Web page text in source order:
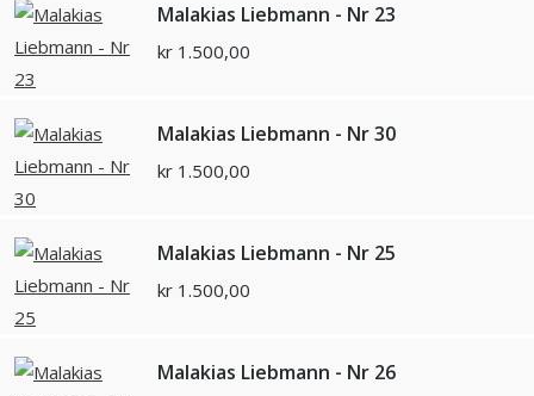
Malakias Liebmann - Nr 23
kr 1.500,00
Malakias Liebmann - Nr 30
kr 1.500,00
Malakias Liebmann - Nr 25
kr 1.500,00
Malakias Liebmann - Nr 26